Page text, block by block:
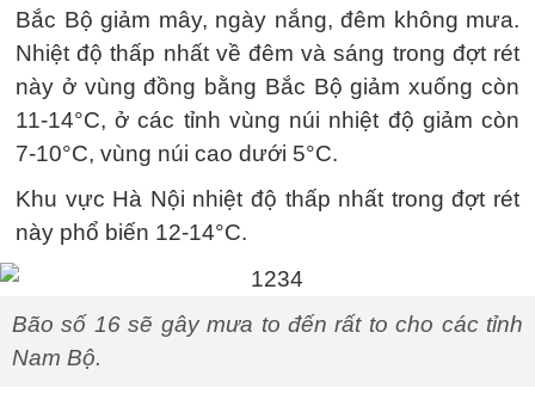
Bắc Bộ giảm mây, ngày nắng, đêm không mưa.
Nhiệt độ thấp nhất về đêm và sáng trong đợt rét
này ở vùng đồng bằng Bắc Bộ giảm xuống còn
11-14°C, ở các tỉnh vùng núi nhiệt độ giảm còn
7-10°C, vùng núi cao dưới 5°C.
Khu vực Hà Nội nhiệt độ thấp nhất trong đợt rét
này phổ biến 12-14°C.
Bão số 16 sẽ gây mưa to đến rất to cho các tỉnh
Nam Bộ.